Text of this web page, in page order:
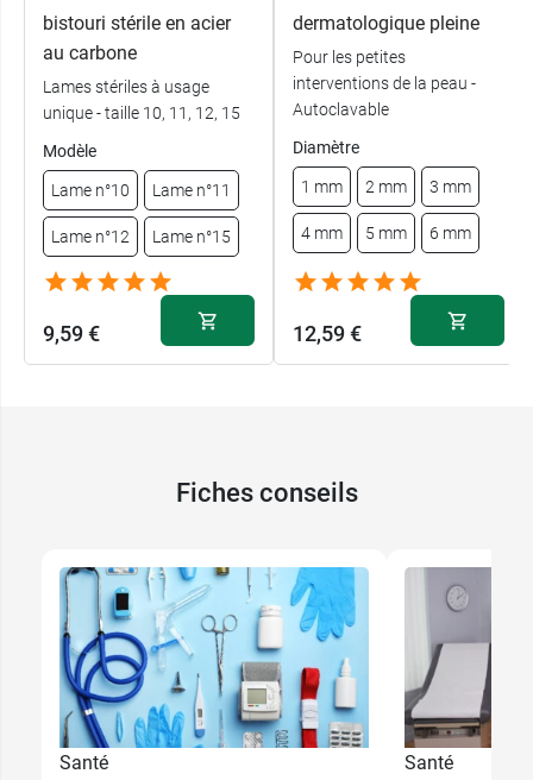
bistouri stérile en acier
au carbone
Lames stériles à usage
unique - taille 10, 11, 12, 15
Modèle
Lame n°10 Lame n°11
Lame n°12 Lame n°15
9,59 €
Lame n°10 9,59 €
dermatologique pleine
Pour les petites
interventions de la peau -
Autoclavable
Diamètre
1 mm 2 mm 3 mm
4 mm 5 mm 6 mm
12,59 €
1 mm 12,59 €
2 mm 12,59 €
3 mm 12,59 €
Fiches conseils
Santé
Santé